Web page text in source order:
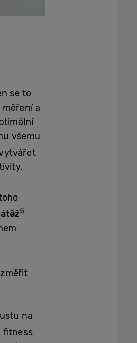
se to
a
všemu
5
na
fitness